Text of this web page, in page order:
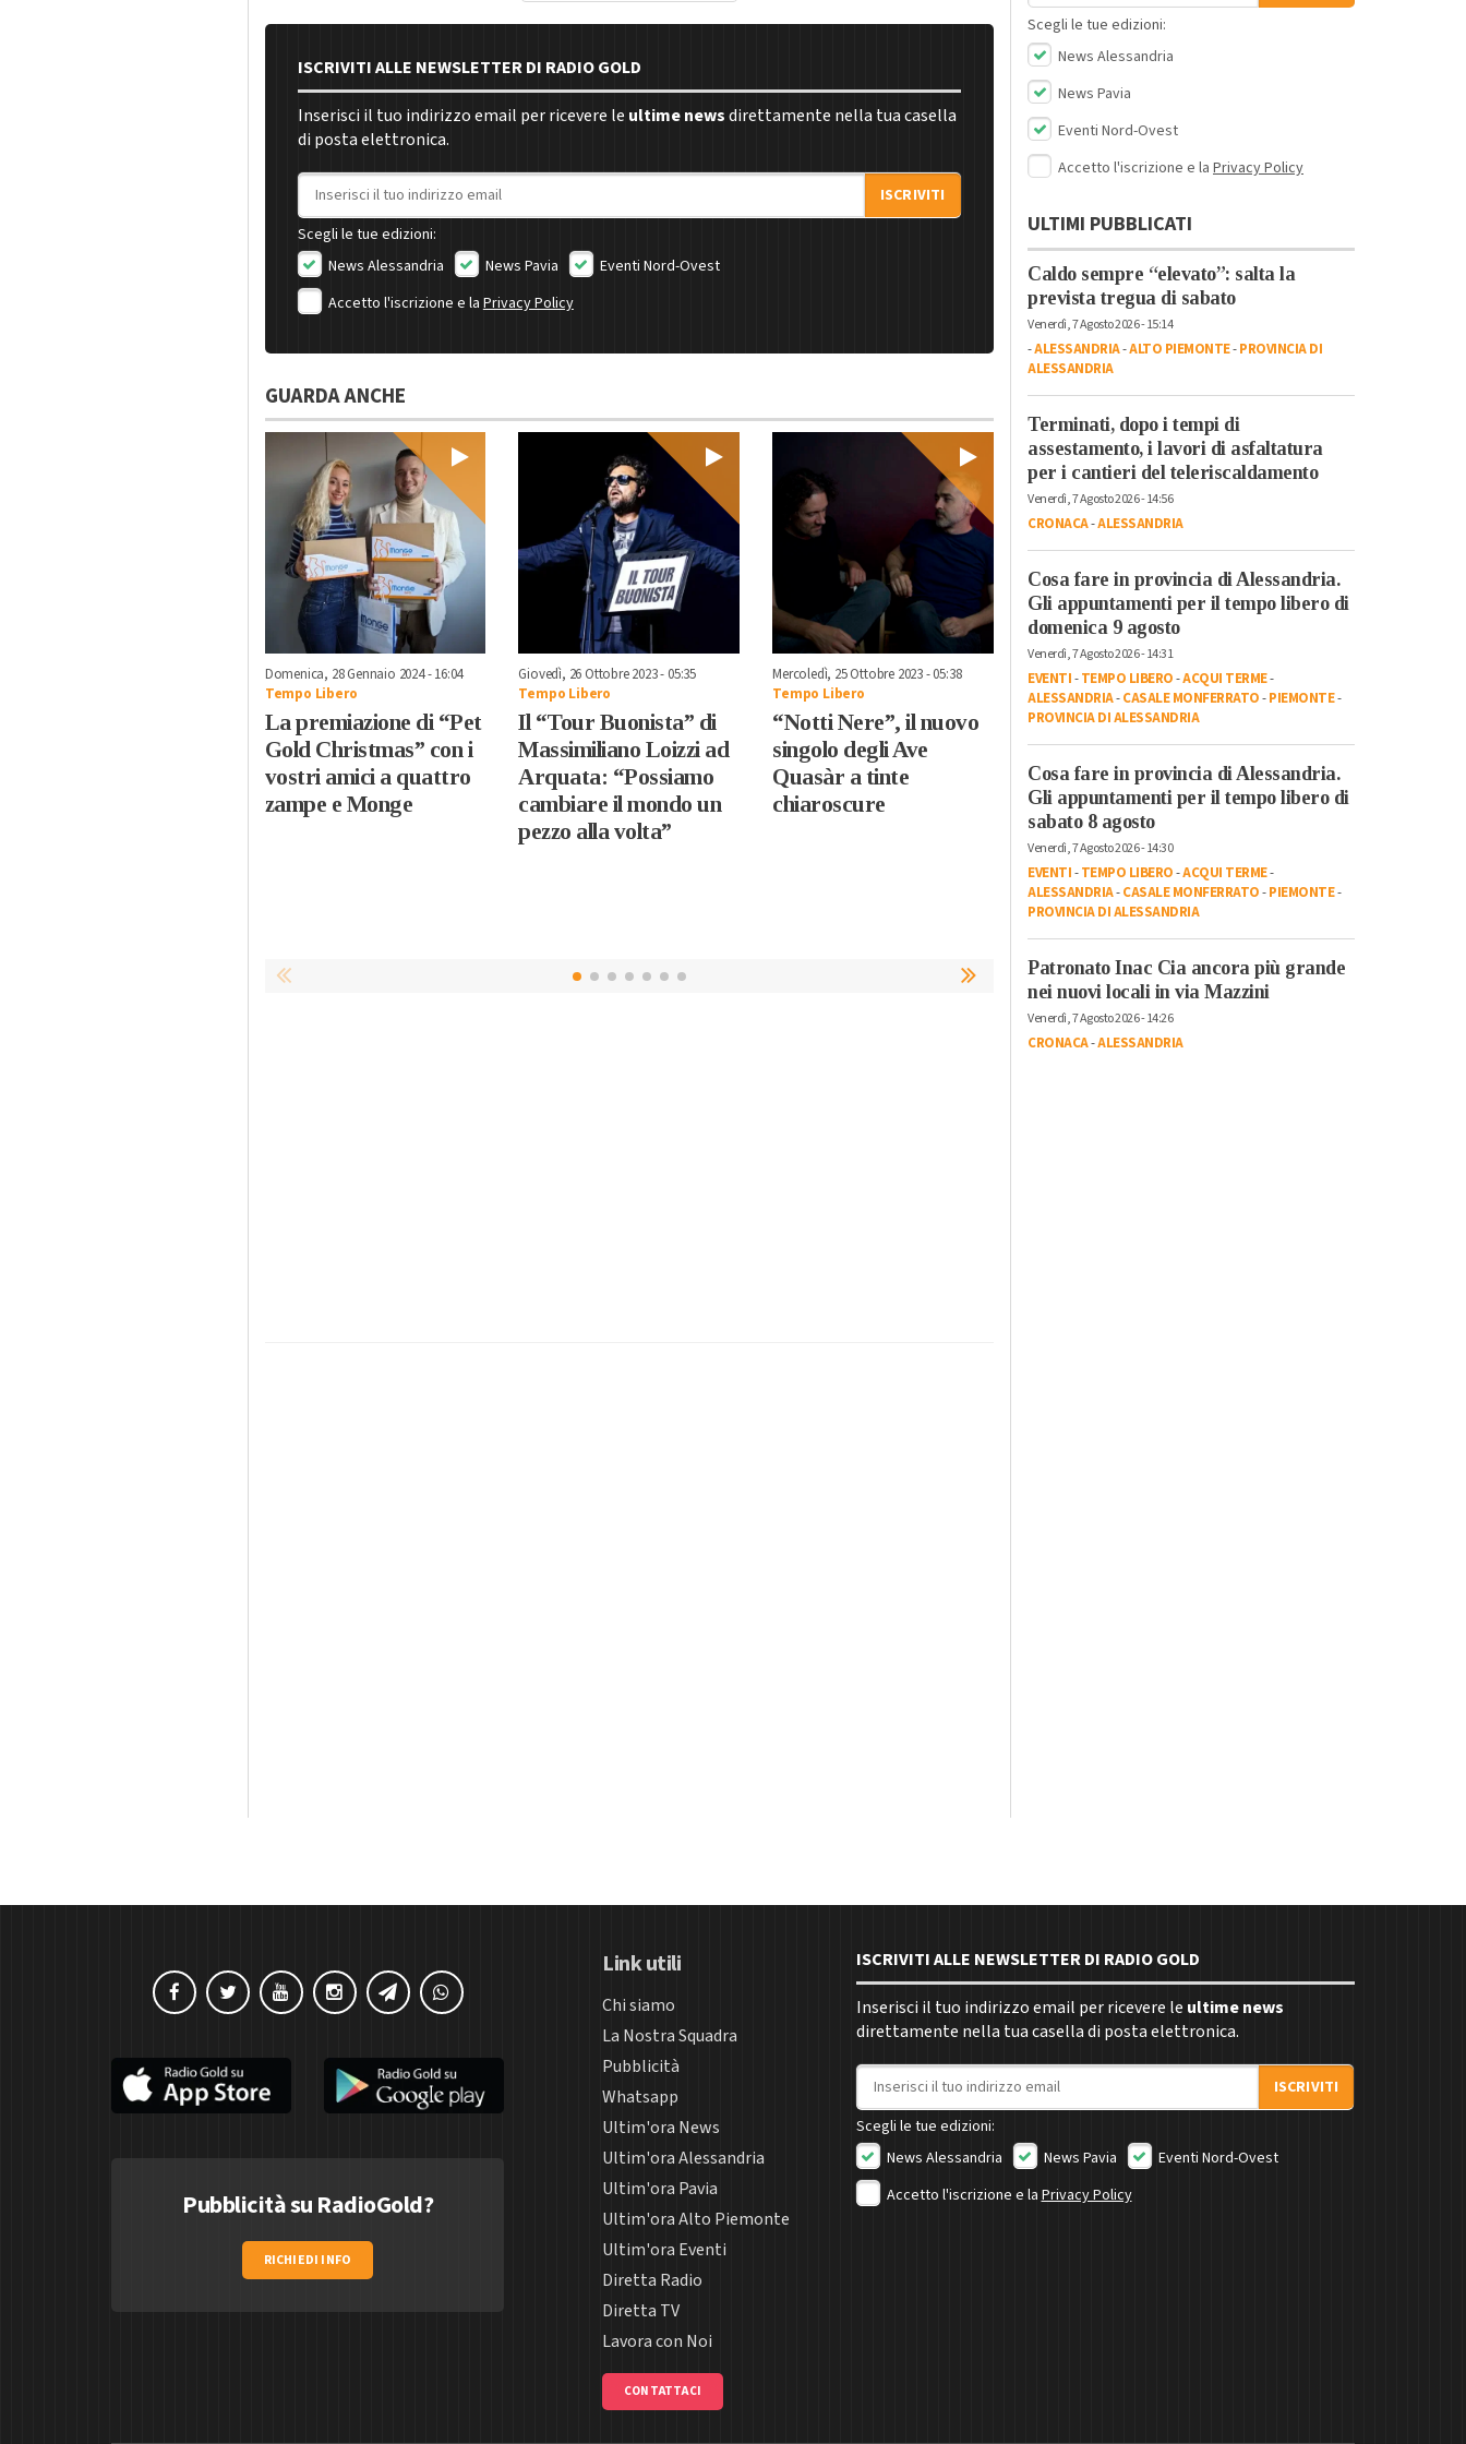
ISCRIVITI ALLE NEWSLETTER DI RADIO GOLD
Inserisci il tuo indirizzo email per ricevere le ultime newsdirettamente nella tua casella
di posta elettronica.
Indirizzo email
ISCRIVITI
Scegli le tue edizioni:
News Alessandria
News Pavia
Eventi Nord-Ovest
Accetto l'iscrizione e laPrivacy Policy
GUARDA ANCHE
Domenica, 28 Gennaio 2024 - 16:04
Tempo Libero
La premiazione di “Pet
Gold Christmas” con i
vostri amici a quattro
zampe e Monge
Giovedì, 26 Ottobre 2023 - 05:35
Tempo Libero
Il “Tour Buonista” di
Massimiliano Loizzi ad
Arquata: “Possiamo
cambiare il mondo un
pezzo alla volta”
Mercoledì, 25 Ottobre 2023 - 05:38
Tempo Libero
“Notti Nere”, il nuovo
singolo degli Ave
Quasàr a tinte
chiaroscure
Lunedì, 23 Ottobre 2023 - 07:37
Tempo Libero
“Cursa di caraté” a
Rivarone: all’ultima
curva vince il rione
Castello
A Torino dal 22
contemporanea
protagonista con
Scegli le tue edizioni:
News Alessandria
News Pavia
Eventi Nord-Ovest
Accetto l'iscrizione e la Privacy Policy
ULTIMI PUBBLICATI
Caldo sempre “elevato”: salta la
prevista tregua di sabato
Venerdì, 7 Agosto 2026 - 15:14
-ALESSANDRIA-ALTO PIEMONTE-PROVINCIA DI
ALESSANDRIA
Terminati, dopo i tempi di
assestamento, i lavori di asfaltatura
per i cantieri del teleriscaldamento
Venerdì, 7 Agosto 2026 - 14:56
CRONACA-ALESSANDRIA
Cosa fare in provincia di Alessandria.
Gli appuntamenti per il tempo libero di
domenica 9 agosto
Venerdì, 7 Agosto 2026 - 14:31
EVENTI-TEMPO LIBERO-ACQUI TERME-
ALESSANDRIA-CASALE MONFERRATO-PIEMONTE-
PROVINCIA DI ALESSANDRIA
Cosa fare in provincia di Alessandria.
Gli appuntamenti per il tempo libero di
sabato 8 agosto
Venerdì, 7 Agosto 2026 - 14:30
EVENTI-TEMPO LIBERO-ACQUI TERME-
ALESSANDRIA-CASALE MONFERRATO-PIEMONTE-
PROVINCIA DI ALESSANDRIA
Patronato Inac Cia ancora più grande
nei nuovi locali in via Mazzini
Venerdì, 7 Agosto 2026 - 14:26
CRONACA-ALESSANDRIA
Pubblicità su RadioGold?
RICHIEDI INFO
Link utili
Chi siamo
La Nostra Squadra
Pubblicità
Whatsapp
Ultim'ora News
Ultim'ora Alessandria
Ultim'ora Pavia
Ultim'ora Alto Piemonte
Ultim'ora Eventi
Diretta Radio
Diretta TV
Lavora con Noi
CONTATTACI
ISCRIVITI ALLE NEWSLETTER DI RADIO GOLD
Inserisci il tuo indirizzo email per ricevere le ultime news
direttamente nella tua casella di posta elettronica.
Indirizzo email
ISCRIVITI
Scegli le tue edizioni:
News Alessandria
News Pavia
Eventi Nord-Ovest
Accetto l'iscrizione e la Privacy Policy